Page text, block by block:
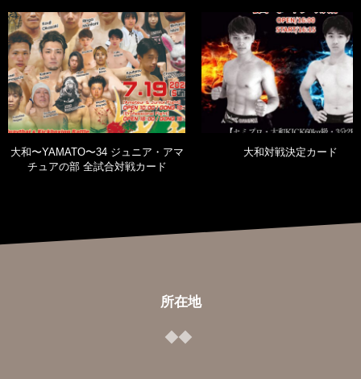
大和〜YAMATO〜34 ジュニア・アマ
チュアの部 全試合対戦カード
大和対戦決定カード
所在地